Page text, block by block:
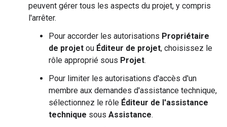
peuvent gérer tous les aspects du projet, y compris
l'arrêter.
Pour accorder les autorisations Propriétaire
de projet ou Éditeur de projet, choisissez le
rôle approprié sous Projet.
Pour limiter les autorisations d'accès d'un
membre aux demandes d'assistance technique,
sélectionnez le rôle Éditeur de l'assistance
technique sous Assistance.